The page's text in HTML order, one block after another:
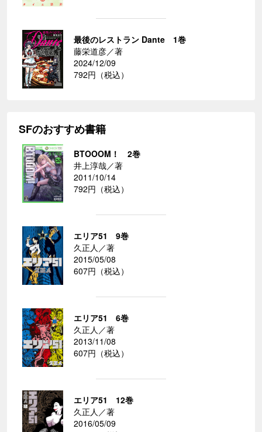
最後のレストラン Dante 1巻
藤栄道彦／著
2024/12/09
792円（税込）
SFのおすすめ書籍
BTOOOM！ 2巻
井上淳哉／著
2011/10/14
792円（税込）
エリア51 9巻
久正人／著
2015/05/08
607円（税込）
エリア51 6巻
久正人／著
2013/11/08
607円（税込）
エリア51 12巻
久正人／著
2016/05/09